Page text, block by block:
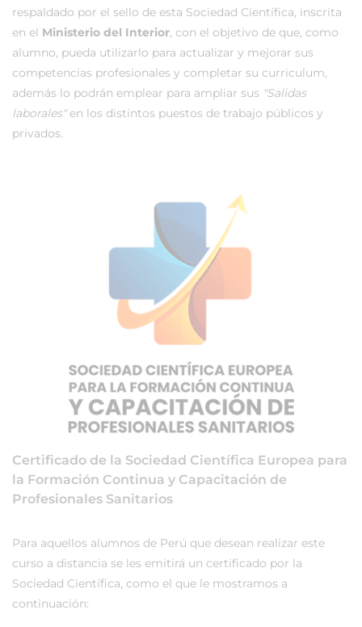
respaldado por el sello de esta Sociedad Científica, inscrita
en el Ministerio del Interior, con el objetivo de que, como
alumno, pueda utilizarlo para actualizar y mejorar sus
competencias profesionales y completar su curriculum,
además lo podrán emplear para ampliar sus "Salidas
laborales"en los distintos puestos de trabajo públicos y
privados.
Certificado de la Sociedad Científica Europea para
la Formación Continua y Capacitación de
Profesionales Sanitarios
Para aquellos alumnos de Perú que desean realizar este
curso a distancia se les emitirá un certificado por la
Sociedad Científica, como el que le mostramos a
continuación: